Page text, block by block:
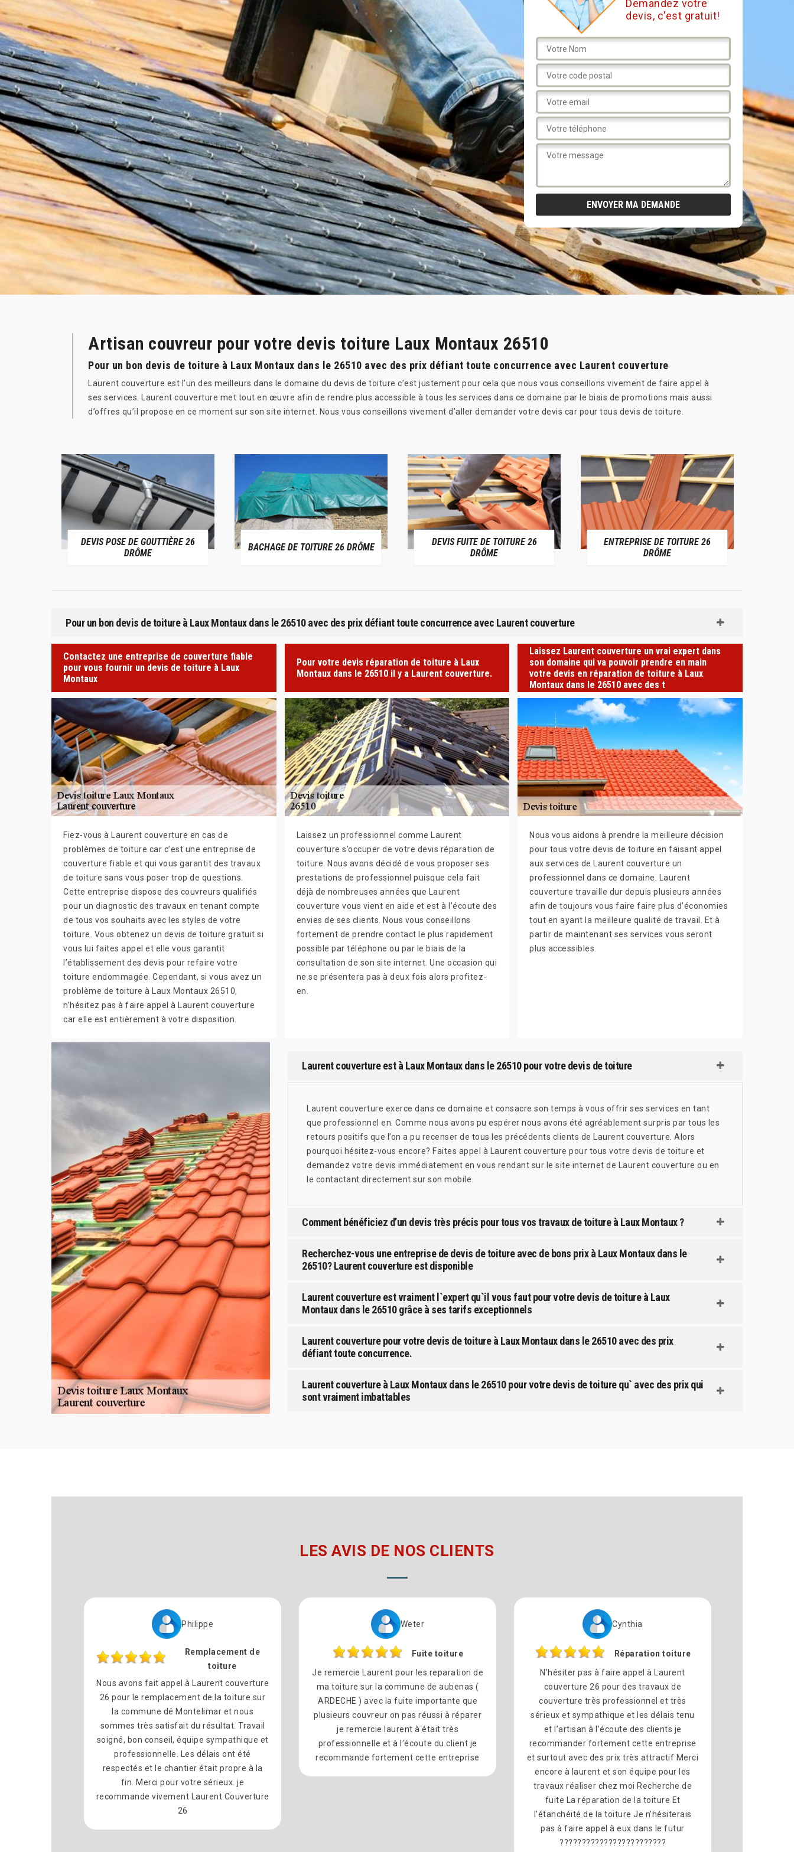
Demandez votre
devis, c'est gratuit!
Artisan couvreur pour votre devis toiture Laux Montaux 26510
Pour un bon devis de toiture à Laux Montaux dans le 26510 avec des prix défiant toute concurrence avec Laurent couverture
Laurent couverture est l’un des meilleurs dans le domaine du devis de toiture c’est justement pour cela que nous vous conseillons vivement de faire appel à
ses services. Laurent couverture met tout en œuvre afin de rendre plus accessible à tous les services dans ce domaine par le biais de promotions mais aussi
d’offres qu’il propose en ce moment sur son site internet. Nous vous conseillons vivement d’aller demander votre devis car pour tous devis de toiture.
DEVIS POSE DE GOUTTIÈRE 26
DRÔME
BACHAGE DE TOITURE 26 DRÔME
DEVIS FUITE DE TOITURE 26
DRÔME
ENTREPRISE DE TOITURE 26
DRÔME
DEVIS TOITURE 26
Pour un bon devis de toiture à Laux Montaux dans le 26510 avec des prix défiant toute concurrence avec Laurent couverture
Contactez une entreprise de couverture fiable
pour vous fournir un devis de toiture à Laux
Montaux
Fiez-vous à Laurent couverture en cas de
problèmes de toiture car c’est une entreprise de
couverture fiable et qui vous garantit des travaux
de toiture sans vous poser trop de questions.
Cette entreprise dispose des couvreurs qualifiés
pour un diagnostic des travaux en tenant compte
de tous vos souhaits avec les styles de votre
toiture. Vous obtenez un devis de toiture gratuit si
vous lui faites appel et elle vous garantit
l’établissement des devis pour refaire votre
toiture endommagée. Cependant, si vous avez un
problème de toiture à Laux Montaux 26510,
n’hésitez pas à faire appel à Laurent couverture
car elle est entièrement à votre disposition.
Pour votre devis réparation de toiture à Laux
Montaux dans le 26510 il y a Laurent couverture.
Laissez un professionnel comme Laurent
couverture s’occuper de votre devis réparation de
toiture. Nous avons décidé de vous proposer ses
prestations de professionnel puisque cela fait
déjà de nombreuses années que Laurent
couverture vous vient en aide et est à l’écoute des
envies de ses clients. Nous vous conseillons
fortement de prendre contact le plus rapidement
possible par téléphone ou par le biais de la
consultation de son site internet. Une occasion qui
ne se présentera pas à deux fois alors profitez-
en.
Laissez Laurent couverture un vrai expert dans
son domaine qui va pouvoir prendre en main
votre devis en réparation de toiture à Laux
Montaux dans le 26510 avec des t
Nous vous aidons à prendre la meilleure décision
pour tous votre devis de toiture en faisant appel
aux services de Laurent couverture un
professionnel dans ce domaine. Laurent
couverture travaille dur depuis plusieurs années
afin de toujours vous faire faire plus d’économies
tout en ayant la meilleure qualité de travail. Et à
partir de maintenant ses services vous seront
plus accessibles.
Laurent couverture est à Laux Montaux dans le 26510 pour votre devis de toiture
Laurent couverture exerce dans ce domaine et consacre son temps à vous offrir ses services en tant
que professionnel en. Comme nous avons pu espérer nous avons été agréablement surpris par tous les
retours positifs que l’on a pu recenser de tous les précédents clients de Laurent couverture. Alors
pourquoi hésitez-vous encore? Faites appel à Laurent couverture pour tous votre devis de toiture et
demandez votre devis immédiatement en vous rendant sur le site internet de Laurent couverture ou en
le contactant directement sur son mobile.
Comment bénéficiez d’un devis très précis pour tous vos travaux de toiture à Laux Montaux ?
Recherchez-vous une entreprise de devis de toiture avec de bons prix à Laux Montaux dans le
26510? Laurent couverture est disponible
Laurent couverture est vraiment l`expert qu`il vous faut pour votre devis de toiture à Laux
Montaux dans le 26510 grâce à ses tarifs exceptionnels
Laurent couverture pour votre devis de toiture à Laux Montaux dans le 26510 avec des prix
défiant toute concurrence.
Laurent couverture à Laux Montaux dans le 26510 pour votre devis de toiture qu` avec des prix qui
sont vraiment imbattables
LES AVIS DE NOS CLIENTS
Philippe
Remplacement de
toiture
Nous avons fait appel à Laurent couverture
26 pour le remplacement de la toiture sur
la commune dé Montelimar et nous
sommes très satisfait du résultat. Travail
soigné, bon conseil, équipe sympathique et
professionnelle. Les délais ont été
respectés et le chantier était propre à la
fin. Merci pour votre sérieux. je
recommande vivement Laurent Couverture
26
Weter
Fuite toiture
Je remercie Laurent pour les reparation de
ma toiture sur la commune de aubenas (
ARDECHE ) avec la fuite importante que
plusieurs couvreur on pas réussi à réparer
je remercie laurent à était très
professionnelle et à l'écoute du client je
recommande fortement cette entreprise
Cynthia
Réparation toiture
N’hésiter pas à faire appel à Laurent
couverture 26 pour des travaux de
couverture très professionnel et très
sérieux et sympathique et les délais tenu
et l’artisan à l’écoute des clients je
recommander fortement cette entreprise
et surtout avec des prix très attractif Merci
encore à laurent et son équipe pour les
travaux réaliser chez moi Recherche de
fuite La réparation de la toiture Et
l’étanchéité de la toiture Je n’hésiterais
pas à faire appel à eux dans le futur
????????????????????????